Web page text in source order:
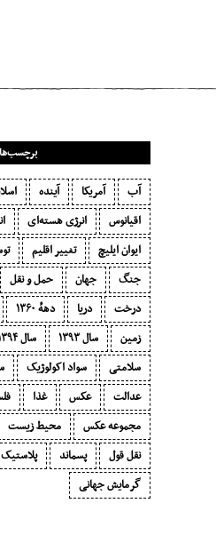
برچسب‌ها
آب آمریکا آینده
اقیانوس
انرژی هسته‌ای
ایوان ایلیچ
تغییر اقلیم
جنگ
جهان حمل و نقل
درخت
دریا دههٔ ۱‍۳۶۰
زمین
سال ۱۳۹۳ سال ۱۳۹۴
سلامتی
سواد اکولوژیک
عدالت
عکس غذا
مجموعه عکس
محیط زیست
نقل قول
پسماند پلاستیک
گرمایش جهانی